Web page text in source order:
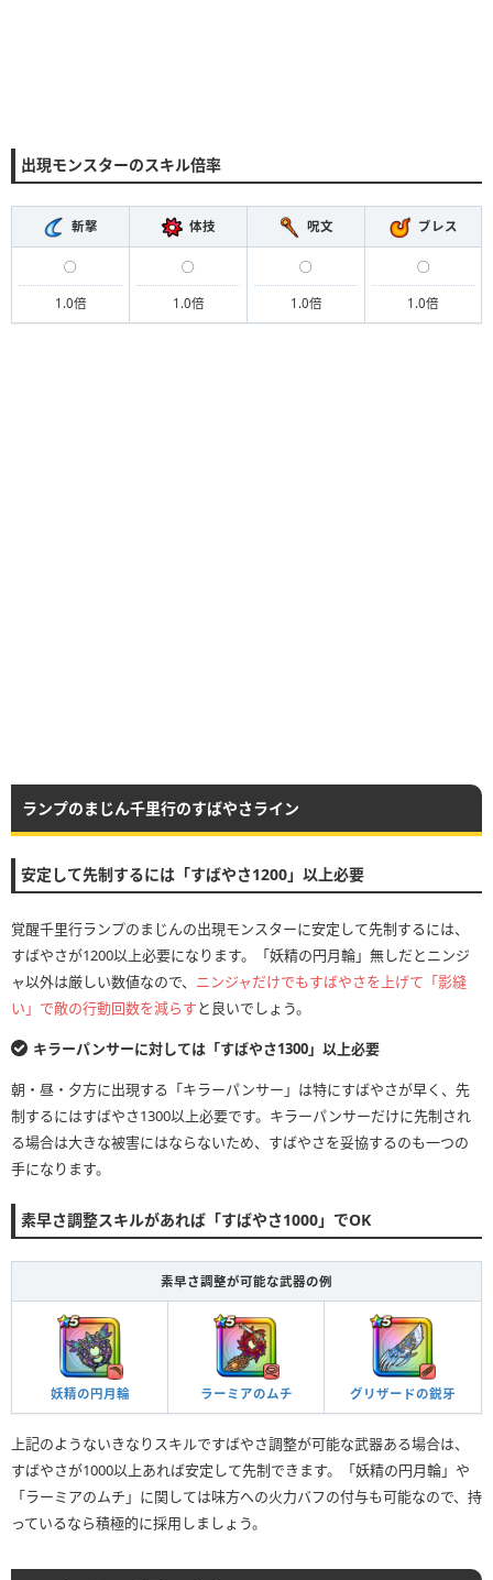
出現モンスターのスキル倍率
斬撃 体技 呪文 ブレス
◯
1.0倍
◯
1.0倍
◯
1.0倍
◯
1.0倍
ランプのまじん千里行のすばやさライン
安定して先制するには「すばやさ1200」以上必要
覚醒千里行ランプのまじんの出現モンスターに安定して先制するには、
すばやさが1200以上必要になります。「妖精の円月輪」無しだとニンジ
ャ以外は厳しい数値なので、 ニンジャだけでもすばやさを上げて「影縫
い」で敵の行動回数を減らすと良いでしょう。
キラーパンサーに対しては「すばやさ1300」以上必要
朝・昼・夕方に出現する「キラーパンサー」は特にすばやさが早く、先
制するにはすばやさ1300以上必要です。キラーパンサーだけに先制され
る場合は大きな被害にはならないため、すばやさを妥協するのも一つの
手になります。
素早さ調整スキルがあれば「すばやさ1000」でOK
素早さ調整が可能な武器の例
妖精の円月輪 ラーミアのムチ グリザードの鋭牙
上記のようないきなりスキルですばやさ調整が可能な武器ある場合は、
すばやさが1000以上あれば安定して先制できます。「妖精の円月輪」や
「ラーミアのムチ」に関しては味方への火力バフの付与も可能なので、持
っているなら積極的に採用しましょう。